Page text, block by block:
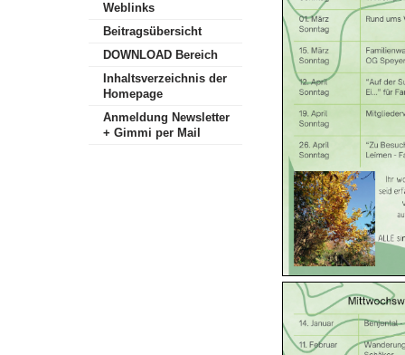
Weblinks
Beitragsübersicht
DOWNLOAD Bereich
Inhaltsverzeichnis der
Homepage
Anmeldung Newsletter
+ Gimmi per Mail